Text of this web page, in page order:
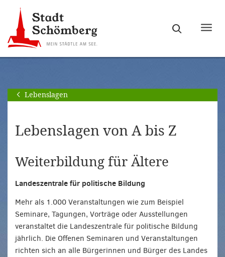
Hauptnavigation
springen
[Alt]+
Seiteninhalt
springen
[Alt]+
Lebenslagen
Lebenslagen von A bis Z
Weiterbildung für Ältere
Landeszentrale für politische Bildung
Mehr als 1.000 Veranstaltungen wie zum Beispiel
Seminare, Tagungen, Vorträge oder Ausstellungen
veranstaltet die Landeszentrale für politische Bildung
jährlich. Die Offenen Seminaren und Veranstaltungen
richten sich an alle Bürgerinnen und Bürger des Landes